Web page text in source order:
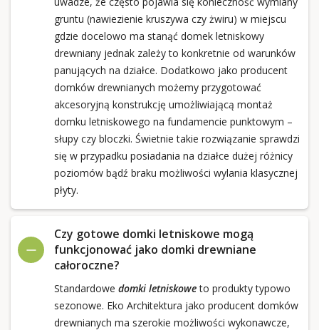
gruntu (nawiezienie kruszywa czy żwiru) w miejscu
gdzie docelowo ma stanąć domek letniskowy
drewniany jednak zależy to konkretnie od warunków
panujących na działce. Dodatkowo jako producent
domków drewnianych możemy przygotować
akcesoryjną konstrukcję umożliwiającą montaż
domku letniskowego na fundamencie punktowym –
słupy czy bloczki. Świetnie takie rozwiązanie sprawdzi
się w przypadku posiadania na działce dużej różnicy
poziomów bądź braku możliwości wylania klasycznej
płyty.
Czy gotowe domki letniskowe mogą
funkcjonować jako domki drewniane
całoroczne?
Standardowe domki letniskoweto produkty typowo
sezonowe. Eko Architektura jako producent domków
drewnianych ma szerokie możliwości wykonawcze,